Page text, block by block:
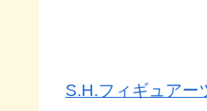
S.H.フィギュアー